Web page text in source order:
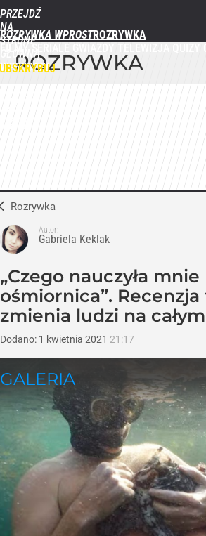
PRZEJDŹ
NA
STRONĘ
GŁÓWNĄ
WPROST.PL
ROZRYWKA WPROST
ROZRYWKA
Rozrywka
Autor:
Gabriela Keklak
„Czego nauczyła mnie
ośmiornica”.
zmienia ludzi na
Dodano: 1 kwietnia 2021 21:17